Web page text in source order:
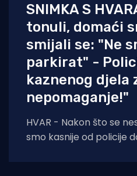
SNIMKA S
tonuli, domaći
smijali se: "Ne
parkirat" -
kaznenog djela
nepomaganje!"
HVAR - Nakon što se
smo kasnije od policije